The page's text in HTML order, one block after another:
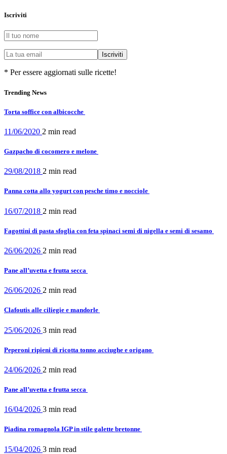
Iscriviti
* Per essere aggiornati sulle ricette!
Trending News
Torta soffice con albicocche
11/06/2020 2 min read
Gazpacho di cocomero e melone
29/08/2018 2 min read
Panna cotta allo yogurt con pesche timo e nocciole
16/07/2018 2 min read
Fagottini di pasta sfoglia con feta spinaci semi di nigella e semi di sesamo
26/06/2026 2 min read
Pane all’uvetta e frutta secca
26/06/2026 2 min read
Clafoutis alle ciliegie e mandorle
25/06/2026 3 min read
Peperoni ripieni di ricotta tonno acciughe e origano
24/06/2026 2 min read
Pane all’uvetta e frutta secca
16/04/2026 3 min read
Piadina romagnola IGP in stile galette bretonne
15/04/2026 3 min read